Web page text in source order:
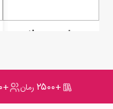
رمان مستر لاو
+۲۵۰۰ رمان +۵۰۰ هزار